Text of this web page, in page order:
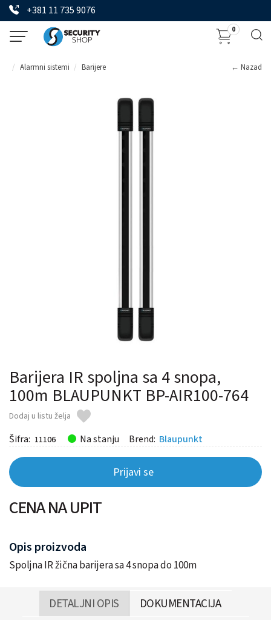
+381 11 735 9076
0
Alarmni sistemi Barijere ← Nazad
Barijera IR spoljna sa 4 snopa,
100m BLAUPUNKT BP-AIR100-764
Dodaj u listu želja
Šifra: 11106 Na stanju Brend: Blaupunkt
Prijavi se
CENA NA UPIT
Opis proizvoda
Spoljna IR žična barijera sa 4 snopa do 100m
DETALJNI OPIS
DOKUMENTACIJA